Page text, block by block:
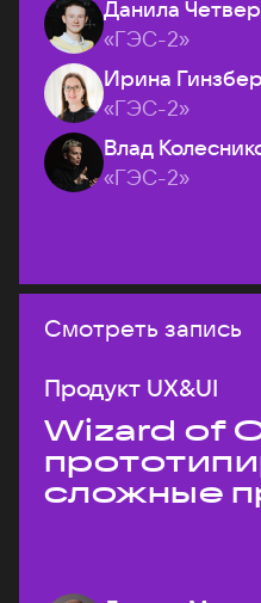
Данила
«ГЭС-2»
Ирина
«ГЭС-2»
Влад
«ГЭС-2»
Смотреть запись
Продукт UX&UI
Wizard of
сложные